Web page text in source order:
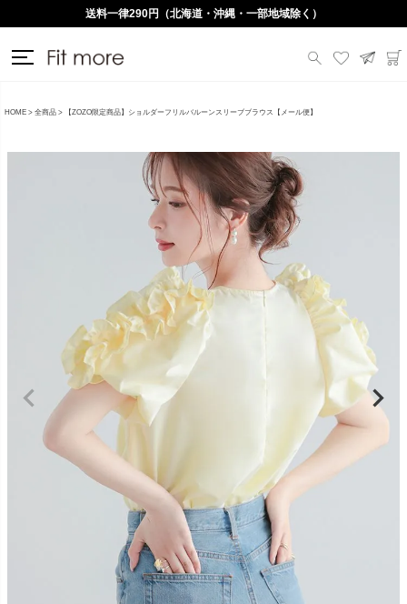
送料一律290円（北海道・沖縄・一部地域除く）
HOME 全商品 【ZOZO限定商品】ショルダーフリルバルーンスリーブブラウス【メール便】